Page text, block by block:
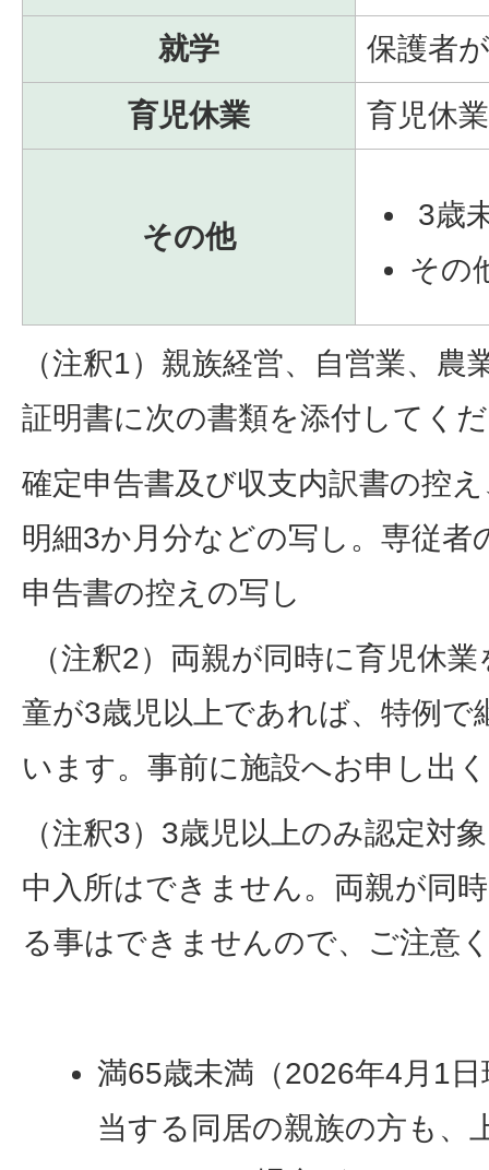
就学
保護者
育児休業
育児休
その他
3歳
その
（注釈1）親族経営、自営業、農
証明書に次の書類を添付してく
確定申告書及び収支内訳書の控
明細3か月分などの写し。専従者
申告書の控えの写し
（注釈2）両親が同時に育児休
童が3歳児以上であれば、特例で
います。事前に施設へお申し出
（注釈3）3歳児以上のみ認定対
中入所はできません。両親が同
る事はできませんので、ご注意
満65歳未満（2026年4月1
当する同居の親族の方も、